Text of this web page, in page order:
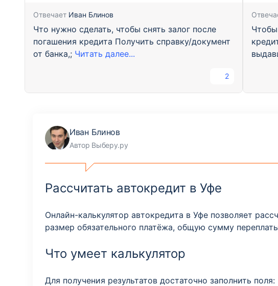
Отвечает Иван Блинов
Что нужно сделать, чтобы снять залог после
погашения кредита Получить справку/документ
от банка,; Читать далее...
2
Иван Блинов
Автор Выберу.ру
Рассчитать автокредит в Уфе
Онлайн-калькулятор автокредита в Уфе позволяет
размер обязательного платёжа, общую сумму
Что умеет калькулятор
Для получения результатов достаточно заполнить поля: